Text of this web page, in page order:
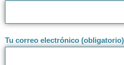
Tu correo electrónico (obligatorio)